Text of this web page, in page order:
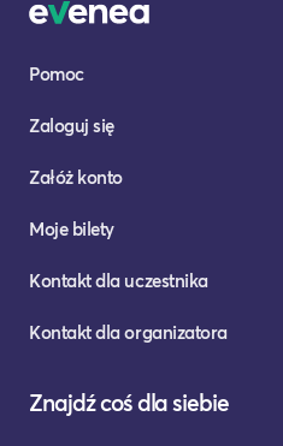
Pomoc
Zaloguj się
Załóż konto
Moje bilety
Kontakt dla uczestnika
Kontakt dla organizatora
Znajdź coś dla siebie